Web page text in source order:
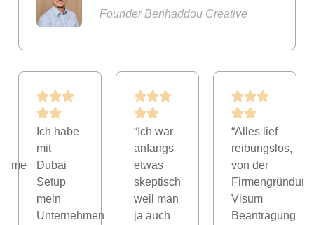
Founder Benhaddou Creative
Ich habe
mit
Dubai
Setup
mein
Unternehmen
“Ich war
anfangs
etwas
skeptisch
weil man
ja auch
“Alles lief
reibungslos,
von der
Visum
Beantragung